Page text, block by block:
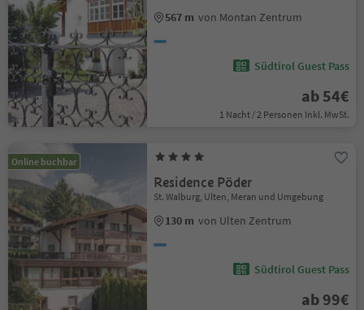
567 m von Montan Zentrum
Südtirol Guest Pass
ab 54€
1 Nacht / 2 Personen Inkl. MwSt.
Online buchbar
Residence Pöder
St. Walburg, Ulten, Meran und Umgebung
130 m von Ulten Zentrum
Südtirol Guest Pass
ab 99€